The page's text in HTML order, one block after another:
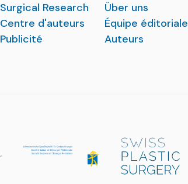
Surgical Research
Centre d'auteurs
Publicité
Über uns
Équipe éditoriale
Auteurs